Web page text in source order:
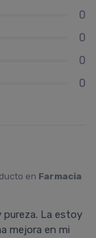
0
0
0
0
en Farmacia
pureza. La estoy
mejora en mi